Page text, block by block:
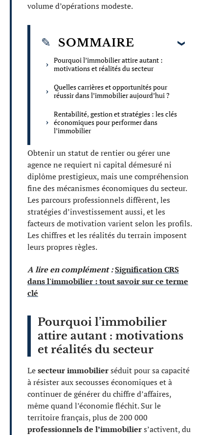
volume d’opérations modeste.
SOMMAIRE
Pourquoi l’immobilier attire autant :
motivations et réalités du secteur
Quelles carrières et opportunités pour
réussir dans l’immobilier aujourd’hui ?
Rentabilité, gestion et stratégies : les clés
économiques pour performer dans
l’immobilier
Obtenir un statut de rentier ou gérer une
agence ne requiert ni capital démesuré ni
diplôme prestigieux, mais une compréhension
fine des mécanismes économiques du secteur.
Les parcours professionnels diffèrent, les
stratégies d’investissement aussi, et les
facteurs de motivation varient selon les profils.
Les chiffres et les réalités du terrain imposent
leurs propres règles.
A lire en complément :Signification CRS
dans l'immobilier : tout savoir sur ce terme
clé
Pourquoi l’immobilier
attire autant : motivations
et réalités du secteur
Lesecteur immobilierséduit pour sa capacité
à résister aux secousses économiques et à
continuer de générer du chiffre d’affaires,
même quand l’économie fléchit. Sur le
territoire français, plus de 200 000
professionnels de l’immobiliers’activent, du